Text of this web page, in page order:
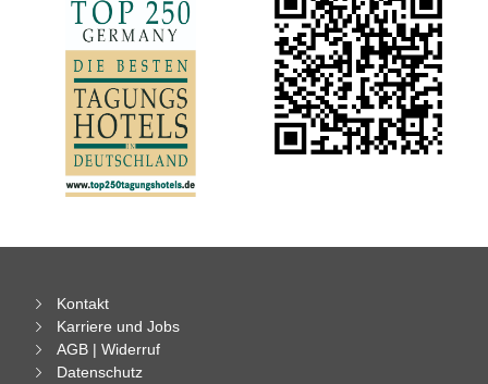
Kontakt
Karriere und Jobs
AGB | Widerruf
Datenschutz